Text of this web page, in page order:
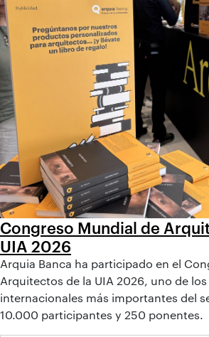
Congreso Mundial de
UIA 2026
Arquia Banca ha participado en el
Arquitectos de la UIA 2026, uno de
internacionales más importantes del
10.000 participantes y 250 ponentes.